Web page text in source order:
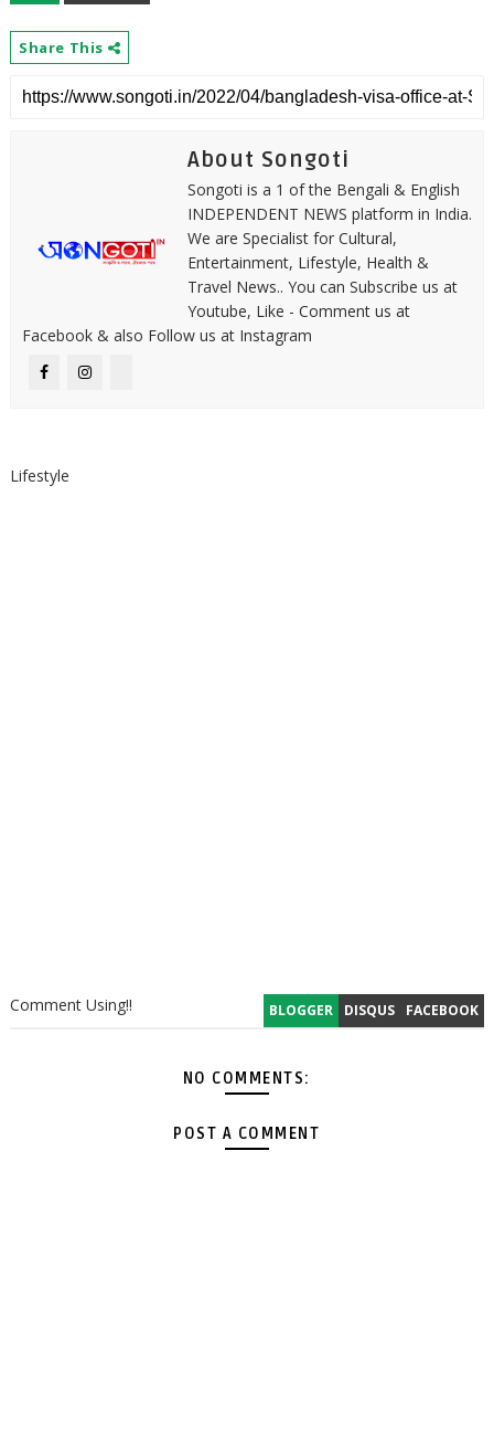
Share This
About Songoti
Songoti is a 1 of the Bengali & English
INDEPENDENT NEWS platform in India.
We are Specialist for Cultural,
Entertainment, Lifestyle, Health &
Travel News.. You can Subscribe us at
Youtube, Like - Comment us at
Facebook & also Follow us at Instagram
Lifestyle
BLOGGER DISQUS FACEBOOK
Comment Using!!
NO COMMENTS:
POST A COMMENT